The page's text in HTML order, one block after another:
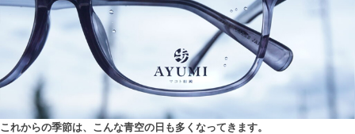
これからの季節は、こんな青空の日も多くなってきます。